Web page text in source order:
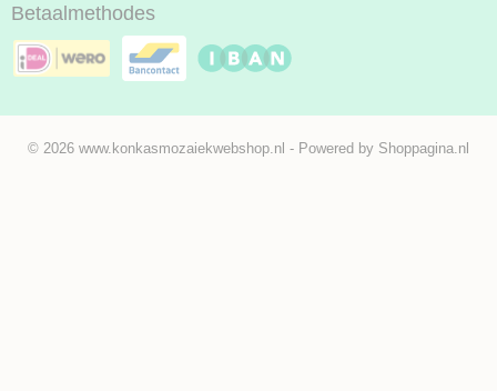
Betaalmethodes
© 2026 www.konkasmozaiekwebshop.nl - Powered by Shoppagina.nl